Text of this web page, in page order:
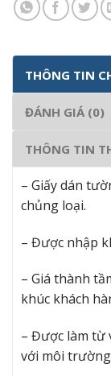
THÔNG TIN
ĐÁNH GIÁ (0)
THÔNG TIN
– Giấy dán
chủng loại.
– Được nhập
– Giá thành
khúc khách
– Được làm từ
với môi